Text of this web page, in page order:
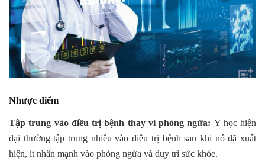
Nhược điểm
Tập trung vào điều trị bệnh thay vì phòng ngừa: Y học hiện
đại thường tập trung nhiều vào điều trị bệnh sau khi nó đã xuất
hiện, ít nhấn mạnh vào phòng ngừa và duy trì sức khỏe.